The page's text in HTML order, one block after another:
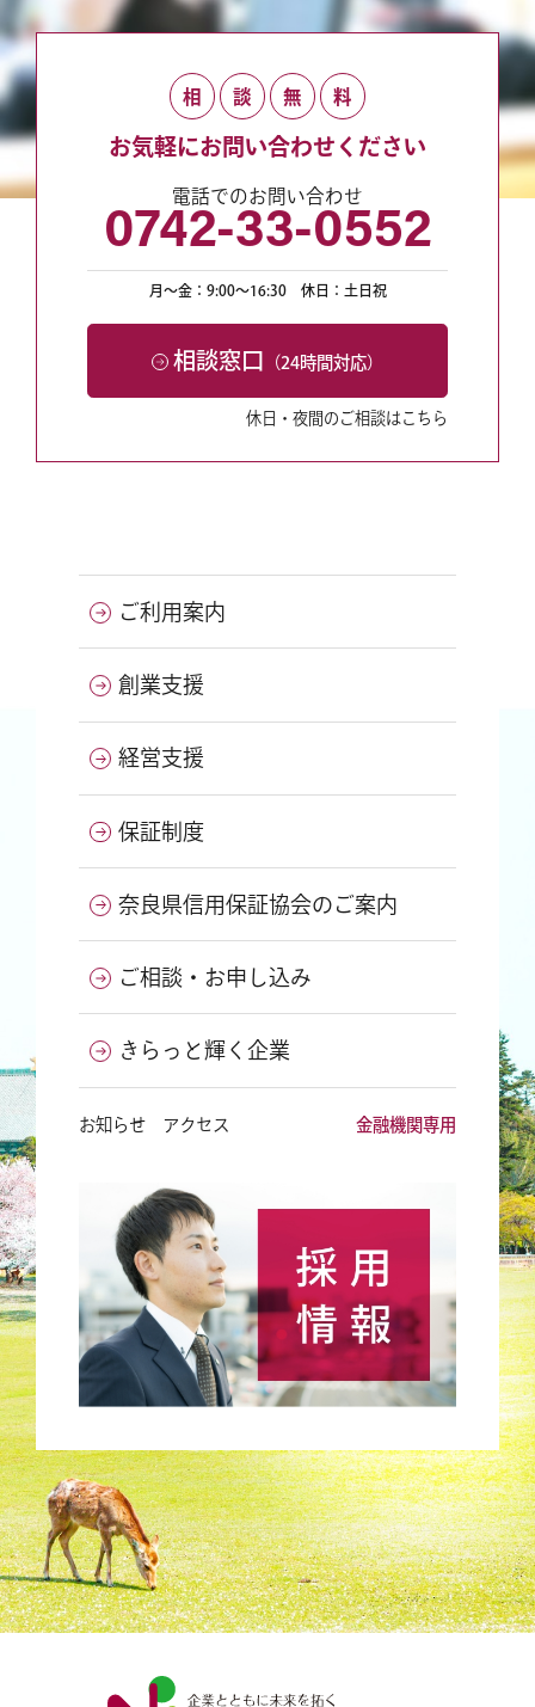
相 談 無 料
お気軽にお問い合わせください
電話でのお問い合わせ
0742-33-0552
月〜金：9:00〜16:30休日：土日祝
相談窓口 （24時間対応）
休日・夜間のご相談はこちら
ご利用案内
創業支援
経営支援
保証制度
奈良県信用保証協会のご案内
ご相談・お申し込み
きらっと輝く企業
お知らせ アクセス 金融機関専用